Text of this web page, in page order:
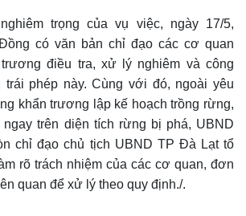
trọng của vụ việc, ngày 17/5,
có văn bản chỉ đạo các cơ quan
điều tra, xử lý nghiêm và công
trái phép này. Cùng với đó, ngoài yêu
khẩn trương lập kế hoạch trồng rừng,
trên diện tích rừng bị phá, UBND
chỉ đạo chủ tịch UBND TP Đà Lạt tổ
rõ trách nhiệm của các cơ quan, đơn
quan để xử lý theo quy định./.